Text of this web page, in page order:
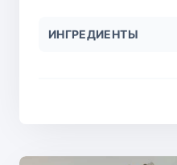
ИНГРЕДИЕНТЫ